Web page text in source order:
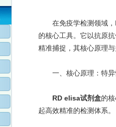
在免疫学检测领域，
的核心工具。它以抗原
精准捕捉，其核心原理
一、核心原理：特异
RD elisa试剂盒的
起高效精准的检测体系。